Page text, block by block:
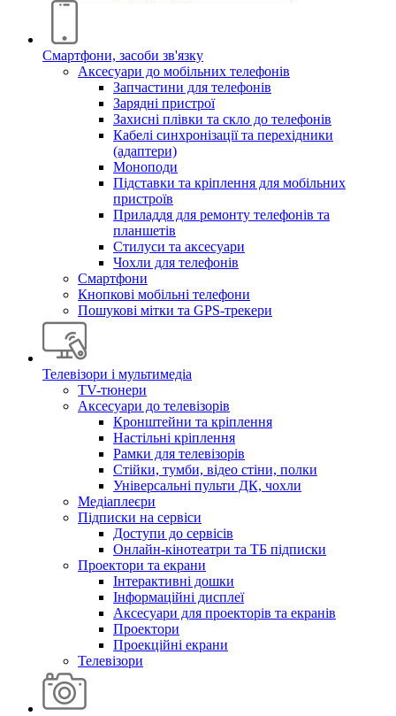
Смартфони, засоби зв'язку
Аксесуари до мобільних телефонів
Запчастини для телефонів
Зарядні пристрої
Захисні плівки та скло до телефонів
Кабелі синхронізації та перехідники
(адаптери)
Моноподи
Підставки та кріплення для мобільних
пристроїв
Приладдя для ремонту телефонів та
планшетів
Стилуси та аксесуари
Чохли для телефонів
Смартфони
Кнопкові мобільні телефони
Пошукові мітки та GPS-трекери
Телевізори і мультимедіа
TV-тюнери
Аксесуари до телевізорів
Кронштейни та кріплення
Настільні кріплення
Рамки для телевізорів
Стійки, тумби, відео стіни, полки
Універсальні пульти ДК, чохли
Медіаплеєри
Підписки на сервіси
Доступи до сервісів
Онлайн-кінотеатри та ТБ підписки
Проектори та екрани
Інтерактивні дошки
Інформаційні дисплеї
Аксесуари для проекторів та екранів
Проектори
Проекційні екрани
Телевізори